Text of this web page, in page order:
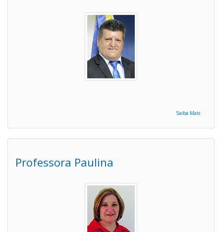
Saiba Mais
Professora Paulina